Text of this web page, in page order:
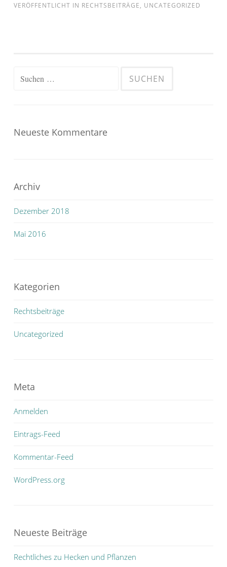
VERÖFFENTLICHT IN RECHTSBEITRÄGE, UNCATEGORIZED
Suchen
Neueste Kommentare
Archiv
Dezember 2018
Mai 2016
Kategorien
Rechtsbeiträge
Uncategorized
Meta
Anmelden
Eintrags-Feed
Kommentar-Feed
WordPress.org
Neueste Beiträge
Rechtliches zu Hecken und Pflanzen